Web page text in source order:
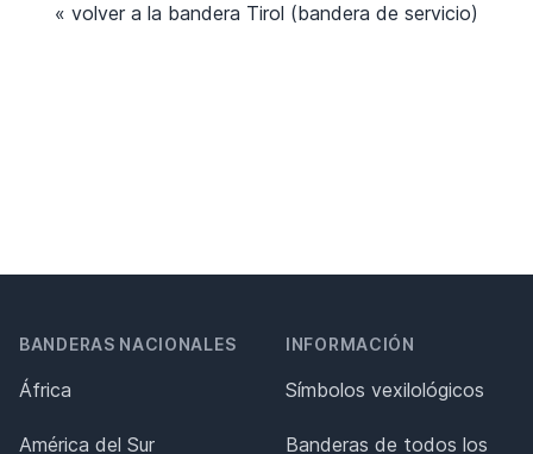
« volver a la bandera Tirol (bandera de servicio)
BANDERAS NACIONALES
África
América del Sur
INFORMACIÓN
Símbolos vexilológicos
Banderas de todos los